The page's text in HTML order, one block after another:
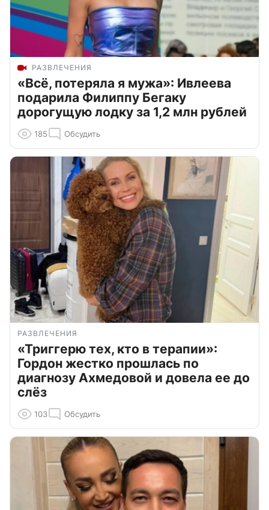
РАЗВЛЕЧЕНИЯ
«Всё, потеряла я мужа»: Ивлеева
подарила Филиппу Бегаку
дорогущую лодку за 1,2 млн рублей
185 Обсудить
РАЗВЛЕЧЕНИЯ
«Триггерю тех, кто в терапии»:
Гордон жестко прошлась по
диагнозу Ахмедовой и довела ее до
слёз
103 Обсудить